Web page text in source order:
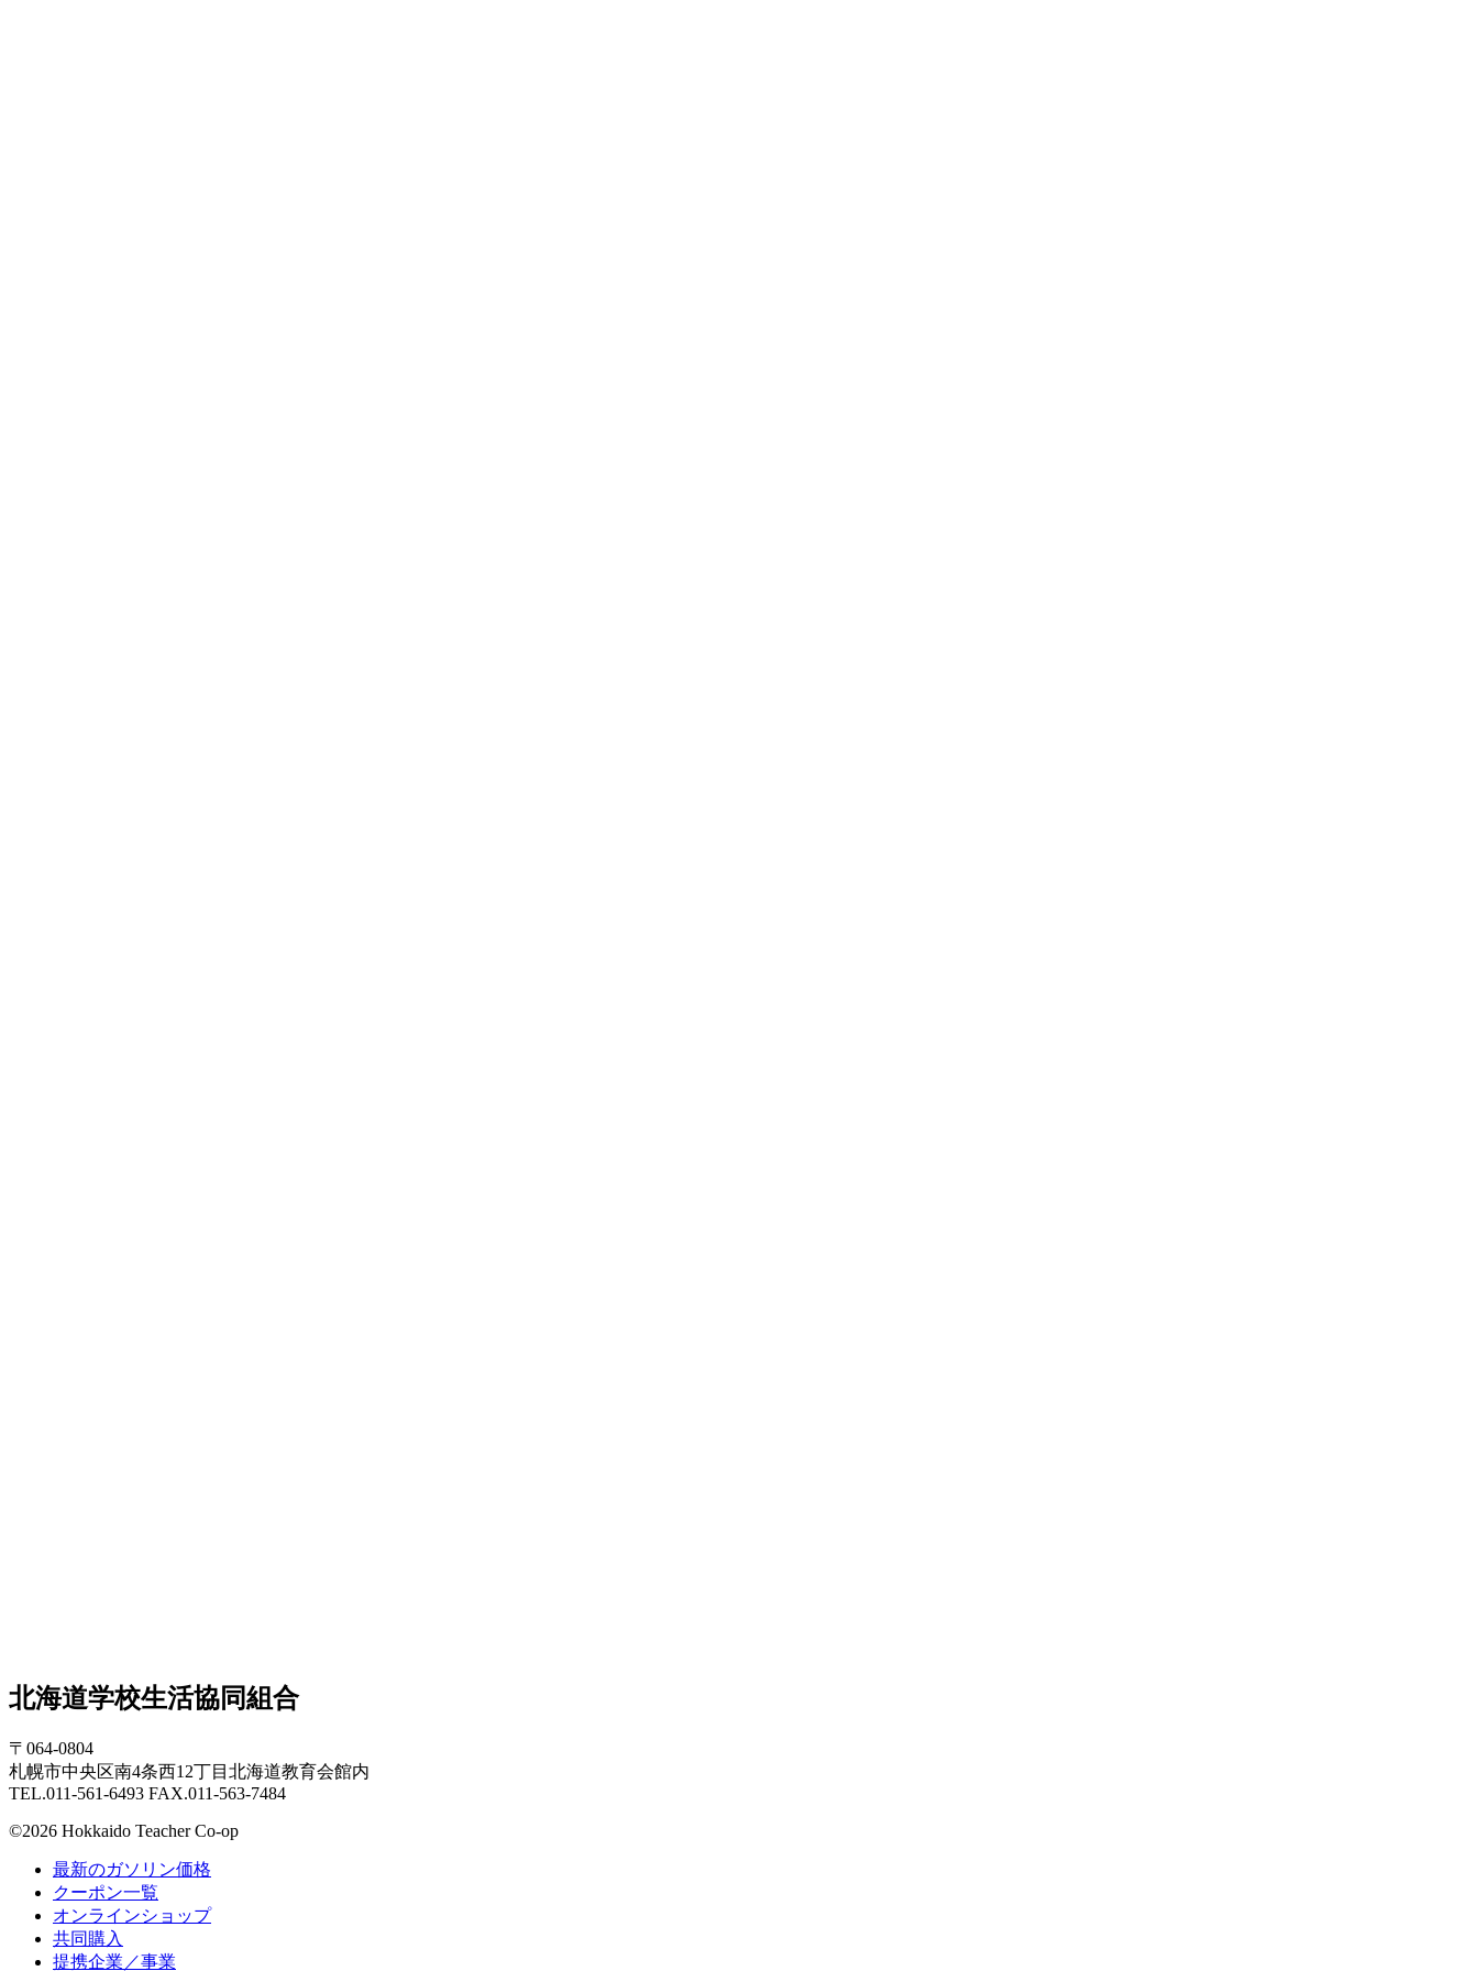
北海道学校生活協同組合
〒064-0804
札幌市中央区南4条西12丁目北海道教育会館内
TEL.011-561-6493 FAX.011-563-7484
©2026 Hokkaido Teacher Co-op
最新のガソリン価格
クーポン一覧
オンラインショップ
共同購入
提携企業／事業